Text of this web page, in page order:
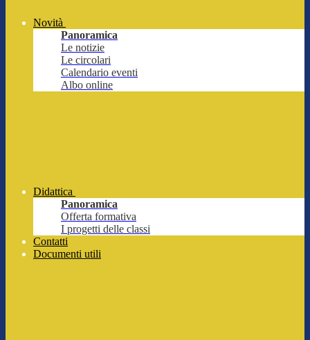
Novità
Panoramica
Le notizie
Le circolari
Calendario eventi
Albo online
Didattica
Panoramica
Offerta formativa
I progetti delle classi
Contatti
Documenti utili